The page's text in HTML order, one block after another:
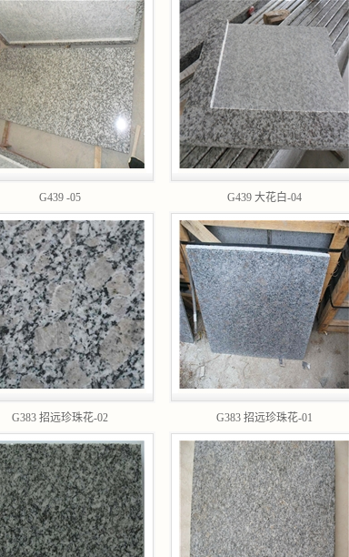
G439 -05 G439 大花白-04
G383 招远珍珠花-02 G383 招远珍珠花-01